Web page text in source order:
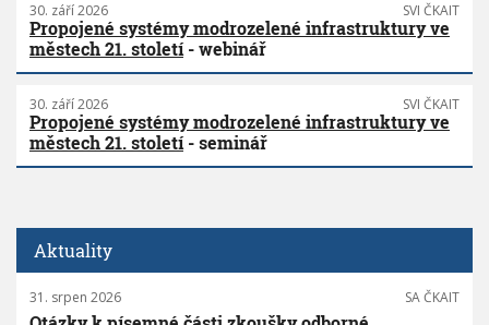
30. září 2026 SVI ČKAIT
Propojené systémy modrozelené infrastruktury ve
městech 21. století - webinář
30. září 2026 SVI ČKAIT
Propojené systémy modrozelené infrastruktury ve
městech 21. století - seminář
Aktuality
31. srpen 2026 SA ČKAIT